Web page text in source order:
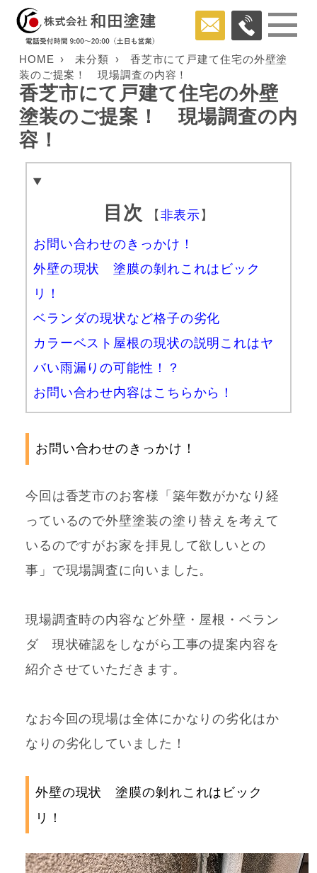
HOME 未分類
香芝市にて戸建て住宅の外壁塗
装のご提案！ 現場調査の内容！
香芝市にて戸建て住宅の外壁
塗装のご提案！ 現場調査の内
容！
目次 【 非表示 】
お問い合わせのきっかけ！
外壁の現状 塗膜の剝れこれはビック
リ！
ベランダの現状など格子の劣化
カラーベスト屋根の現状の説明これはヤ
バい雨漏りの可能性！？
お問い合わせ内容はこちらから！
お問い合わせのきっかけ！
今回は香芝市のお客様「築年数がかなり経
っているので外壁塗装の塗り替えを考えて
いるのですがお家を拝見して欲しいとの
事」で現場調査に向いました。
現場調査時の内容など外壁・屋根・ベラン
ダ 現状確認をしながら工事の提案内容を
紹介させていただきます。
なお今回の現場は全体にかなりの劣化はか
なりの劣化していました！
外壁の現状 塗膜の剝れこれはビック
リ！